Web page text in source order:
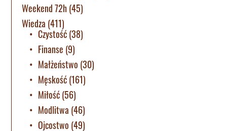
Weekend 72h(45)
Wiedza (411)
Czystość(38)
Finanse (9)
Małżeństwo (30)
Męskość(161)
Miłość(56)
Modlitwa (46)
Ojcostwo (49)